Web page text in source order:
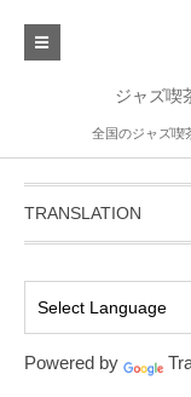
ジャズ喫
全国のジャズ喫
TRANSLATION
Powered by